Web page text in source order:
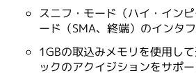
スニフ・モード（ハイ・イン
ード（SMA、終端）のインタ
1GBの取込みメモリを使用し
ックのアクイジションをサポ